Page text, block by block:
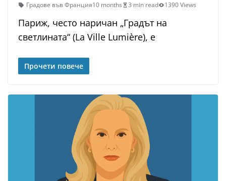
Градове във Франция10 months 3 min read 1390 Views
Париж, често наричан „Градът на
светлината“ (La Ville Lumière), е
Прочети повече